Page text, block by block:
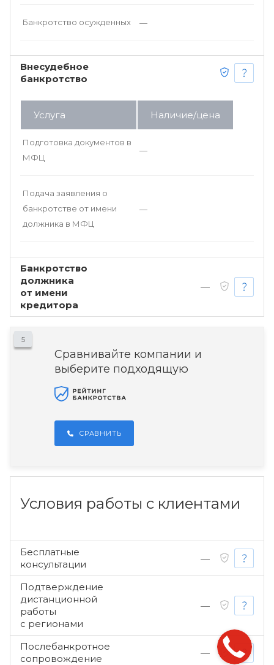
Банкротство осужденных —
Внесудебное
банкротство
Услуга Наличие/цена
Подготовка документов в
МФЦ
—
Подача заявления о
банкротстве от имени
должника в МФЦ
—
Банкротство
должника
от имени
кредитора
—
5
Сравнивайте компании и
выберите подходящую
СРАВНИТЬ
Условия работы с клиентами
Бесплатные
консультации
—
Подтверждение
дистанционной
работы
с регионами
—
Послебанкротное
сопровождение
—